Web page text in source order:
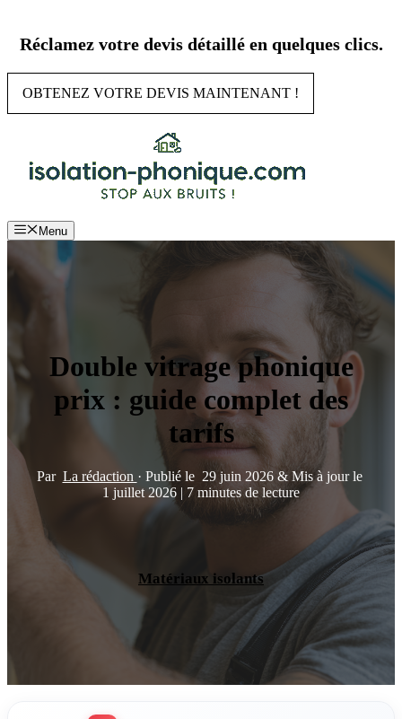
contenu
Réclamez votre devis détaillé en quelques clics.
OBTENEZ VOTRE DEVIS MAINTENANT !
Menu
Double vitrage phonique
prix : guide complet des
tarifs
Par La rédaction · Publié le 29 juin 2026 & Mis à jour le
1 juillet 2026 | 7 minutes de lecture
Matériaux isolants